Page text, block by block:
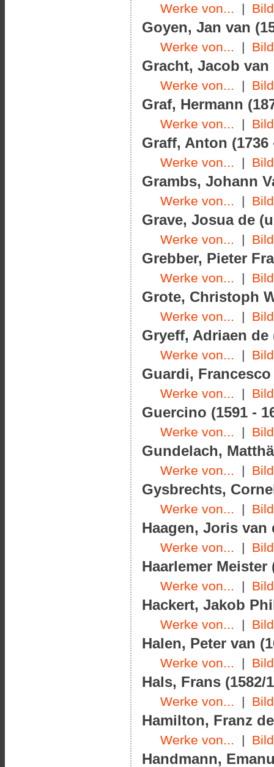
Werke von... |
Goyen, Jan van
Werke von... |
Gracht, Jacob van
Werke von... |
Graf, Hermann
Werke von... |
Graff, Anton (1736
Werke von... |
Grambs, Johann
Werke von... |
Grave, Josua de
Werke von... |
Grebber, Pieter
Werke von... |
Grote, Christoph
Werke von... |
Gryeff, Adriaen de
Werke von... |
Guardi, Francesco
Werke von... |
Guercino (1591 -
Werke von... |
Gundelach,
Werke von... |
Gysbrechts,
Werke von... |
Haagen, Joris van
Werke von... |
Haarlemer Meister
Werke von... |
Hackert, Jakob
Werke von... |
Halen, Peter van
Werke von... |
Hals, Frans (1582/
Werke von... |
Hamilton, Franz
Werke von... |
Handmann,